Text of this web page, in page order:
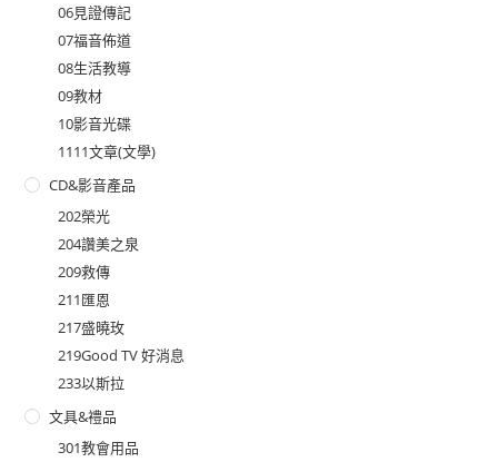
06見證傳記
07福音佈道
08生活教導
09教材
10影音光碟
1111文章(文學)
CD&影音產品
202榮光
204讚美之泉
209救傳
211匯恩
217盛曉玫
219Good TV 好消息
233以斯拉
文具&禮品
301教會用品